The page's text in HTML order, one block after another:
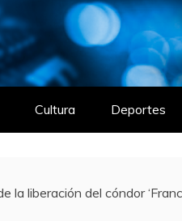
Cultura Deportes
liberación del cóndor